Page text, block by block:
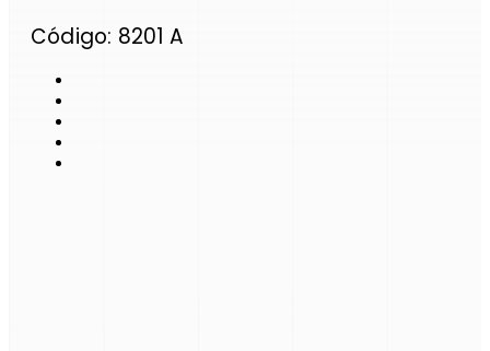
Código: 8201 A